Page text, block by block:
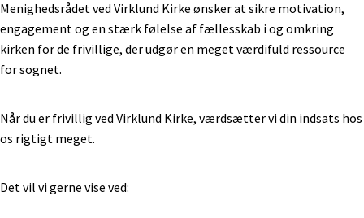
Menighedsrådet ved Virklund Kirke ønsker at sikre motivation,
engagement og en stærk følelse af fællesskab i og omkring
kirken for de frivillige, der udgør en meget værdifuld ressource
for sognet.
Når du er frivillig ved Virklund Kirke, værdsætter vi din indsats hos
os rigtigt meget.
Det vil vi gerne vise ved: